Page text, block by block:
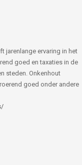
jarenlange ervaring in het
goed en taxaties in de
steden. Onkenhout
goed onder andere